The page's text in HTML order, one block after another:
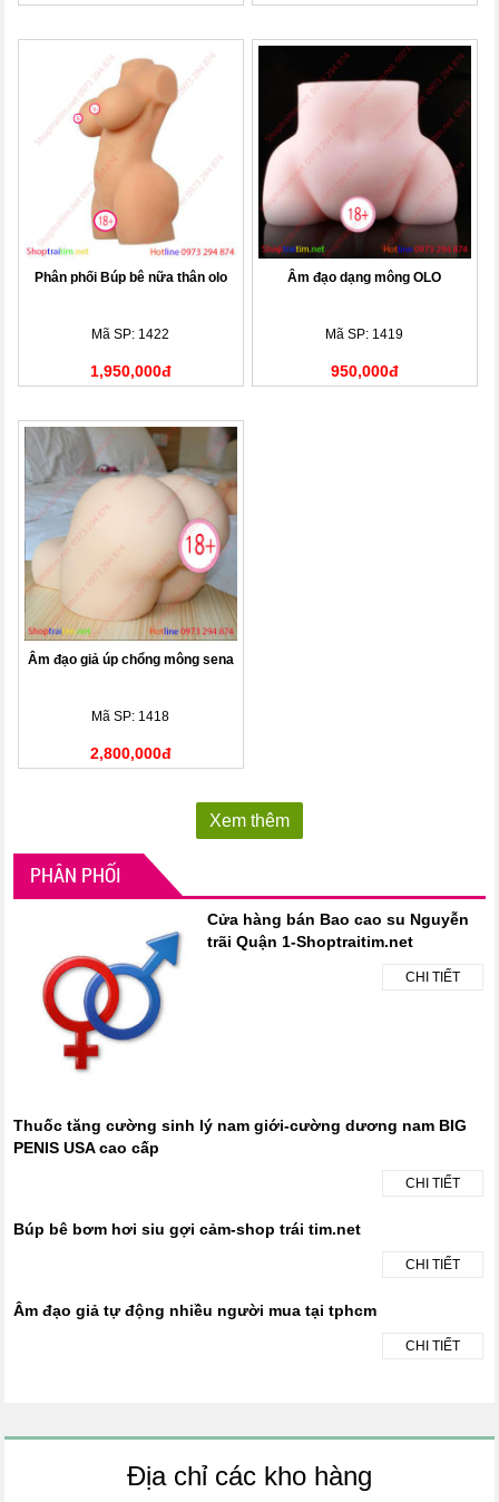
Phân phối Búp bê nữa thân olo
Mã SP: 1422
1,950,000đ
Âm đạo dạng mông OLO
Mã SP: 1419
950,000đ
Âm đạo giả úp chổng mông sena
Mã SP: 1418
2,800,000đ
Xem thêm
PHÂN PHỐI
Cửa hàng bán Bao cao su Nguyễn
trãi Quận 1-Shoptraitim.net
CHI TIẾT
Thuốc tăng cường sinh lý nam giới-cường dương nam BIG
PENIS USA cao cấp
CHI TIẾT
Búp bê bơm hơi siu gợi cảm-shop trái tim.net
CHI TIẾT
Âm đạo giả tự động nhiều người mua tại tphcm
CHI TIẾT
Địa chỉ các kho hàng